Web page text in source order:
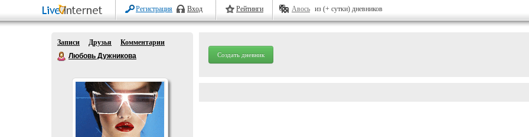
Регистрация Вход Рейтинги Авось из (+ сутки) дневников
Записи Друзья
Комментарии
Любовь Дужникова
Создать дневник